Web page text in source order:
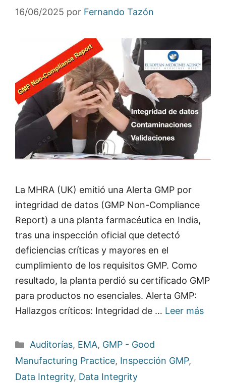
16/06/2025 por Fernando Tazón
La MHRA (UK) emitió una Alerta GMP por
integridad de datos (GMP Non-Compliance
Report) a una planta farmacéutica en India,
tras una inspección oficial que detectó
deficiencias críticas y mayores en el
cumplimiento de los requisitos GMP. Como
resultado, la planta perdió su certificado GMP
para productos no esenciales. Alerta GMP:
Hallazgos críticos: Integridad de … Leer más
Categorías
Auditorías, EMA, GMP - Good
Manufacturing Practice, Inspección GMP,
Data Integrity, Data Integrity